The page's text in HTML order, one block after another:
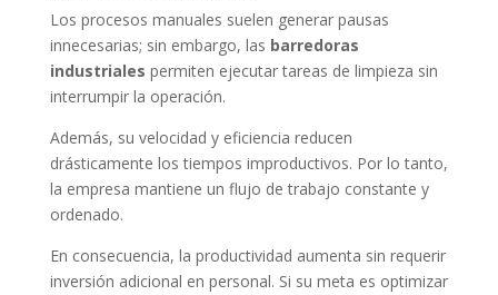
Los procesos manuales suelen generar pausas
innecesarias; sin embargo, las barredoras
industriales permiten ejecutar tareas de limpieza sin
interrumpir la operación.
Además, su velocidad y eficiencia reducen
drásticamente los tiempos improductivos. Por lo tanto,
la empresa mantiene un flujo de trabajo constante y
ordenado.
En consecuencia, la productividad aumenta sin requerir
inversión adicional en personal. Si su meta es optimizar